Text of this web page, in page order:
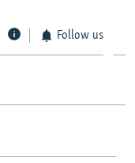
Follow us